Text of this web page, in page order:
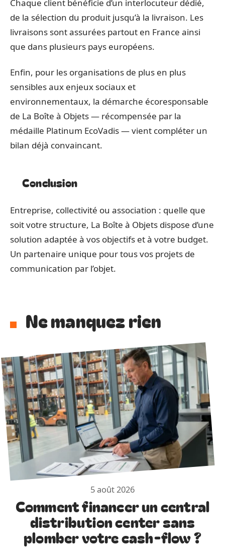
Chaque client bénéficie d’un interlocuteur dédié,
de la sélection du produit jusqu’à la livraison. Les
livraisons sont assurées partout en France ainsi
que dans plusieurs pays européens.
Enfin, pour les organisations de plus en plus
sensibles aux enjeux sociaux et
environnementaux, la démarche écoresponsable
de La Boîte à Objets — récompensée par la
médaille Platinum EcoVadis — vient compléter un
bilan déjà convaincant.
Conclusion
Entreprise, collectivité ou association : quelle que
soit votre structure, La Boîte à Objets dispose d’une
solution adaptée à vos objectifs et à votre budget.
Un partenaire unique pour tous vos projets de
communication par l’objet.
Ne manquez rien
5 août 2026
Comment financer un central
distribution center sans
plomber votre cash-flow ?